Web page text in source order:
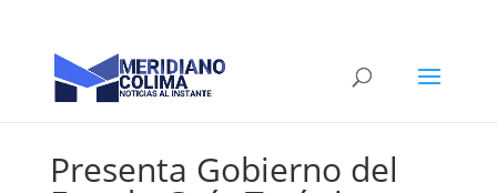
Presenta Gobierno del